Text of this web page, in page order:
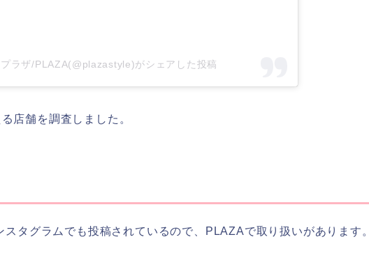
プラザ/PLAZA(@plazastyle)がシェアした投稿
店舗を調査しました。
スタグラムでも投稿されているので、PLAZAで取り扱いがあります。